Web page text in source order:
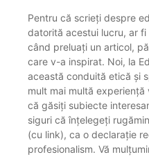
Pentru că scrieți despre
datorită acestui lucru, ar
când preluați un articol,
care v-a inspirat. Noi, la
această conduită etică și
mult mai multă
că găsiți subiecte
siguri că înțelegeți
(cu link), ca o declarație
profesionalism. Vă